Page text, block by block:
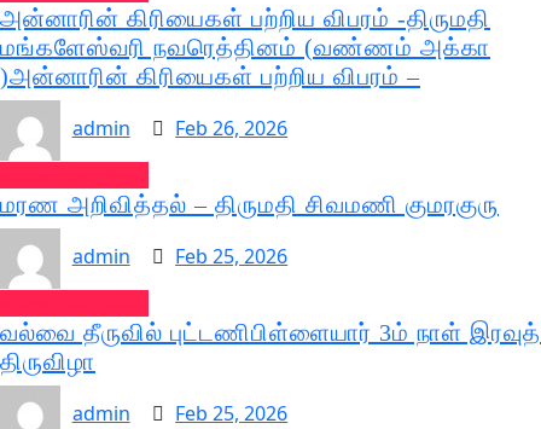
அன்னாரின் கிரியைகள் பற்றிய விபரம் -திருமதி
மங்களேஸ்வரி நவரெத்தினம் (வண்ணம் அக்கா
)அன்னாரின் கிரியைகள் பற்றிய விபரம் –
admin
Feb 26, 2026
மரண அறிவித்தல் – திருமதி சிவமணி குமரகுரு
admin
Feb 25, 2026
வல்வை தீருவில் புட்டணிபிள்ளையார் 3ம் நாள் இரவுத்
திருவிழா
admin
Feb 25, 2026